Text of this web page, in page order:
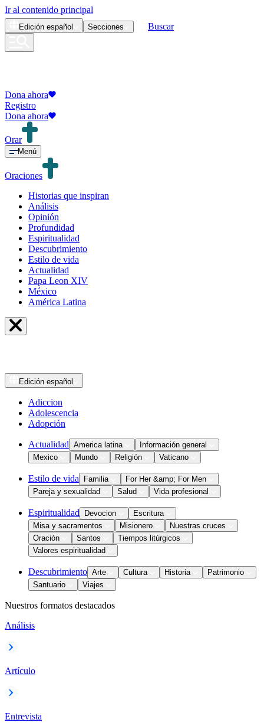
Ir al contenido principal
Edición español Secciones Buscar
Dona ahora
Registro
Dona ahora
Orar
Menú
Oraciones
Historias que inspiran
Análisis
Opinión
Profundidad
Espiritualidad
Descubrimiento
Estilo de vida
Actualidad
Papa Leon XIV
México
América Latina
Edición español
Adiccion
Adolescencia
Adopción
Actualidad America latina
Información general
Mexico
Mundo Religión Vaticano
Estilo de vida Familia
For Her &amp; For Men
Pareja y sexualidad
Salud Vida profesional
Espiritualidad Devocion
Escritura
Misa y sacramentos
Misionero
Nuestras cruces
Oración
Santos
Tiempos litúrgicos
Valores espiritualidad
Descubrimiento Arte Cultura Historia
Patrimonio
Santuario
Viajes
Nuestros formatos destacados
Análisis
Artículo
Entrevista